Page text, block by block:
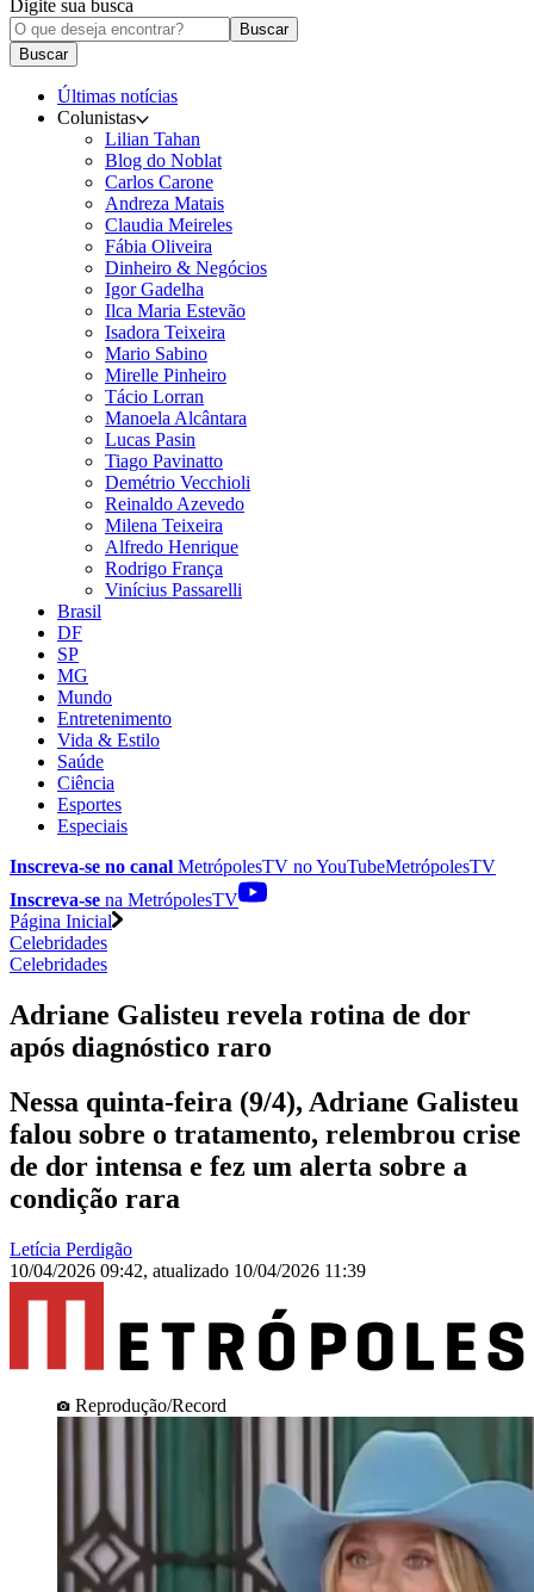
Digite sua busca
Buscar
Buscar
Últimas notícias
Colunistas
Lilian Tahan
Blog do Noblat
Carlos Carone
Andreza Matais
Claudia Meireles
Fábia Oliveira
Dinheiro & Negócios
Igor Gadelha
Ilca Maria Estevão
Isadora Teixeira
Mario Sabino
Mirelle Pinheiro
Tácio Lorran
Manoela Alcântara
Lucas Pasin
Tiago Pavinatto
Demétrio Vecchioli
Reinaldo Azevedo
Milena Teixeira
Alfredo Henrique
Rodrigo França
Vinícius Passarelli
Brasil
DF
SP
MG
Mundo
Entretenimento
Vida & Estilo
Saúde
Ciência
Esportes
Especiais
Inscreva-se no canal MetrópolesTV noYouTubeMetrópolesTV
Inscreva-se na MetrópolesTV
Página Inicial
Celebridades
Celebridades
Adriane Galisteu revela rotina de dor
após diagnóstico raro
Nessa quinta-feira (9/4), Adriane Galisteu
falou sobre o tratamento, relembrou crise
de dor intensa e fez um alerta sobre a
condição rara
Letícia Perdigão
10/04/2026 09:42, atualizado 10/04/2026 11:39
Reprodução/Record